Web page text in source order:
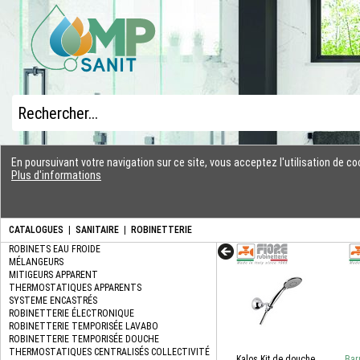
CATALOGUES SANITAIRE ROBINETTERIE
En poursuivant votre navigation sur ce site, vous acceptez l'utilisation de
Plus d'informations